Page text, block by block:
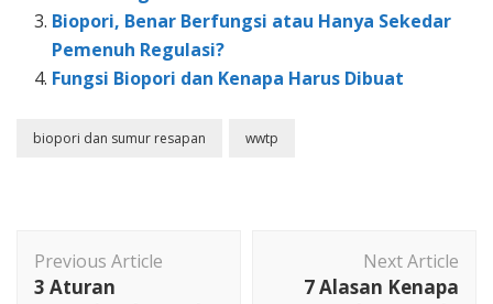
Biopori, Benar Berfungsi atau Hanya Sekedar
Pemenuh Regulasi?
Fungsi Biopori dan Kenapa Harus Dibuat
biopori dan sumur resapan wwtp
Navigation
Previous Article
3 Aturan
Next Article
7 Alasan Kenapa